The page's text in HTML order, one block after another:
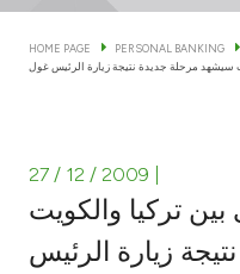
Cards
Banking Tiers
Investment
HOME PAGE PERSONAL BANKING
سيشهد مرحلة جديدة نتيجة زيارة الرئيس غول
27 / 12 / 2009
بين تركيا والكويت
زيارة الرئيس